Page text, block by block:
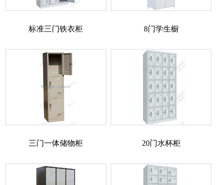
标准三门铁衣柜 8门学生橱
三门一体储物柜 20门水杯柜